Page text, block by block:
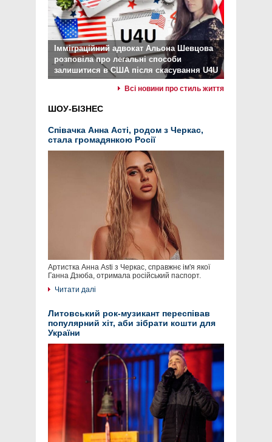
Імміграційний адвокат Альона Шевцова
розповіла про легальні способи
залишитися в США після скасування U4U
Всі новини про стиль життя
ШОУ-БІЗНЕС
Співачка Анна Асті, родом з Черкас,
стала громадянкою Росії
Артистка Анна Asti з Черкас, справжнє ім'я якої
Ганна Дзюба, отримала російський паспорт.
Читати далі
Литовський рок-музикант переспівав
популярний хіт, аби зібрати кошти для
України